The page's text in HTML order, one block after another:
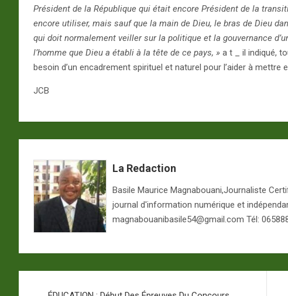
Président de la République qui était encore Président de la
encore utiliser, mais sauf que la main de Dieu, le bras de Dieu
qui doit normalement veiller sur la politique et la gouvernance
l’homme que Dieu a établi à la tête de ce pays, » a t _ il indiqué,
besoin d’un encadrement spirituel et naturel pour l’aider à mettre
JCB
La Redaction
Basile Maurice Magnabouani,Journaliste
journal d'information numérique et
magnabouanibasile54@gmail.com Tél: